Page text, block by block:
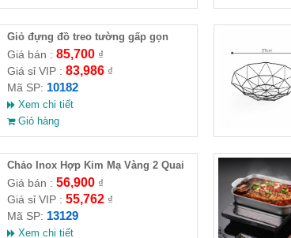
Giỏ đựng đồ treo tường gấp gọn
Giá bán : 85,700₫
Giá sỉ VIP : 83,986₫
Mã SP: 10182
Xem chi tiết
Giỏ hàng
Chảo Inox Hợp Kim Mạ Vàng 2 Quai
To 18cm
Giá bán : 56,900₫
Giá sỉ VIP : 55,762₫
Mã SP: 13129
Xem chi tiết